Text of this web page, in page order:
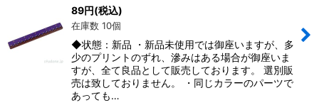
89円(税込)
在庫数 10個
◆状態：新品 ・新品未使用では御座いますが、多
少のプリントのずれ、滲みはある場合が御座いま
すが、全て良品として販売しております。 選別販
売は致しておりません。 ・同じカラーのパーツで
あっても…